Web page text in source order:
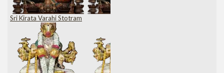
Sri Kirata Varahi Stotram